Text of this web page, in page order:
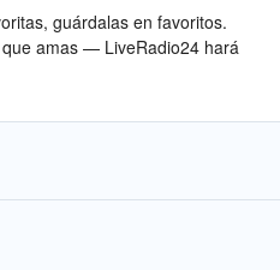
guárdalas en favoritos.
amas — LiveRadio24 hará